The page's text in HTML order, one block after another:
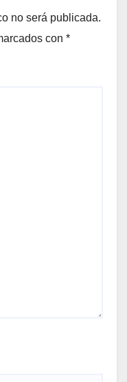
no será publicada.
con *